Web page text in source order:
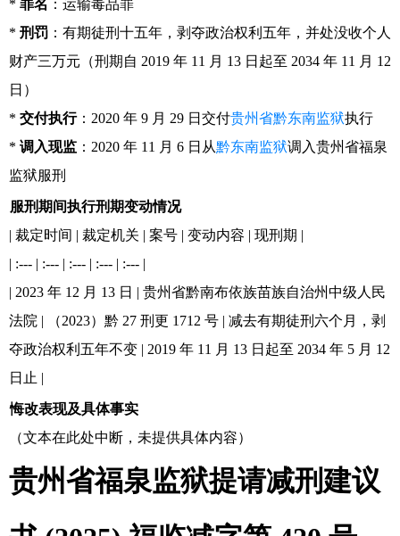
* 罪名 ：运输毒品罪
* 刑罚 ：有期徒刑十五年，剥夺政治权利五年，并处没收个人
财产三万元（刑期自 2019 年 11 月 13 日起至 2034 年 11 月 12
日）
* 交付执行：2020 年 9 月 29 日交付贵州省黔东南监狱执行
* 调入现监 ：2020 年 11 月 6 日从黔东南监狱调入贵州省福泉
监狱服刑
服刑期间执行刑期变动情况
| 裁定时间 | 裁定机关 | 案号 | 变动内容 | 现刑期 |
| :--- | :--- | :--- | :--- | :--- |
| 2023 年 12 月 13 日 | 贵州省黔南布依族苗族自治州中级人民
法院 | （2023）黔 27 刑更 1712 号 | 减去有期徒刑六个月，剥
夺政治权利五年不变 | 2019 年 11 月 13 日起至 2034 年 5 月 12
日止 |
悔改表现及具体事实
（文本在此处中断，未提供具体内容）
贵州省福泉监狱提请减刑建议